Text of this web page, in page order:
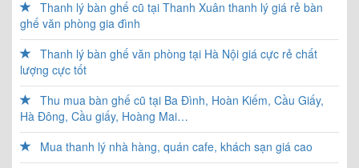
Thanh lý bàn ghế cũ tại Thanh Xuân thanh lý giá rẻ bàn
ghế văn phòng gia đình
Thanh lý bàn ghế văn phòng tại Hà Nội giá cực rẻ chất
lượng cực tốt
Thu mua bàn ghế cũ tại Ba Đình, Hoàn Kiếm, Cầu Giấy,
Hà Đông, Cầu giấy, Hoàng Mai…
Mua thanh lý nhà hàng, quán cafe, khách sạn giá cao